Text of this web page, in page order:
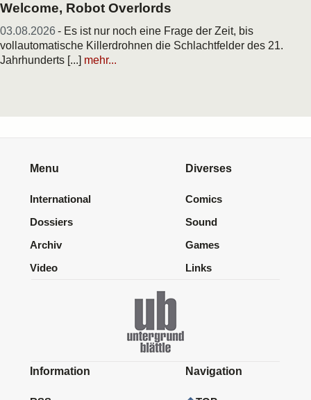
Welcome, Robot Overlords
03.08.2026 - Es ist nur noch eine Frage der Zeit, bis
vollautomatische Killerdrohnen die Schlachtfelder des 21.
Jahrhunderts [...] mehr...
Menu
International
Dossiers
Archiv
Video
Diverses
Comics
Sound
Games
Links
Information Navigation